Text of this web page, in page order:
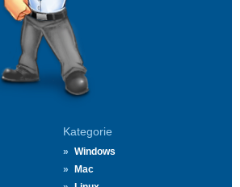
Kategorie
Windows
Mac